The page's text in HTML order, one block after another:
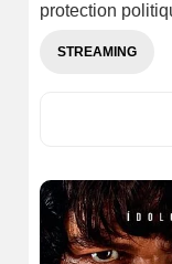
protection
STREAMING